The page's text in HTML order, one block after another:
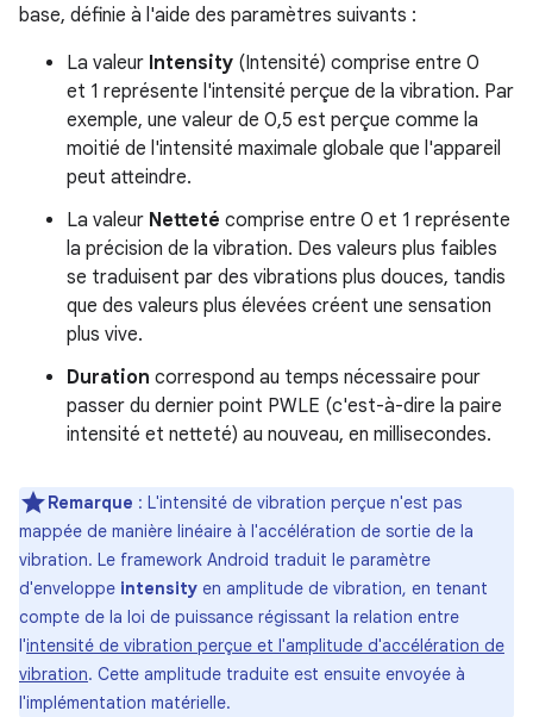
base, définie à l'aide des paramètres suivants :
La valeur Intensity (Intensité) comprise entre 0
et 1 représente l'intensité perçue de la vibration. Par
exemple, une valeur de 0,5 est perçue comme la
moitié de l'intensité maximale globale que l'appareil
peut atteindre.
La valeur Netteté comprise entre 0 et 1 représente
la précision de la vibration. Des valeurs plus faibles
se traduisent par des vibrations plus douces, tandis
que des valeurs plus élevées créent une sensation
plus vive.
Duration correspond au temps nécessaire pour
passer du dernier point PWLE (c'est-à-dire la paire
intensité et netteté) au nouveau, en millisecondes.
Remarque : L'intensité de vibration perçue n'est pas
mappée de manière linéaire à l'accélération de sortie de la
vibration. Le framework Android traduit le paramètre
d'enveloppe intensity en amplitude de vibration, en tenant
compte de la loi de puissance régissant la relation entre
l'intensité de vibration perçue et l'amplitude d'accélération de
vibration. Cette amplitude traduite est ensuite envoyée à
l'implémentation matérielle.